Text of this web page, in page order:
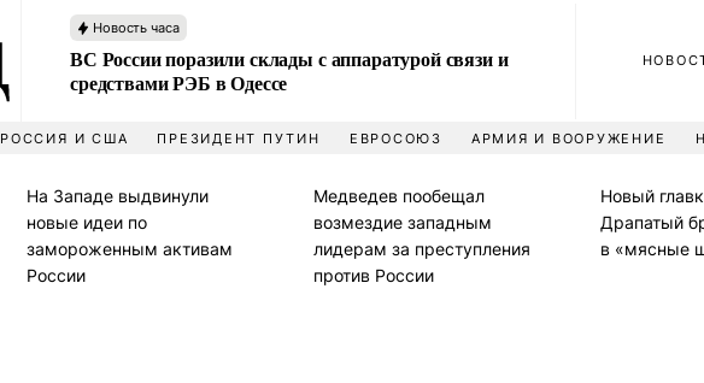
Новость часа
ВС России поразили склады с аппаратурой связи и
средствами РЭБ в Одессе
РОССИЯ И США ПРЕЗИДЕНТ ПУТИН ЕВРОСОЮЗ АРМИЯ И ВООРУЖЕНИЕ
На Западе выдвинули
новые идеи по
замороженным активам
России
Медведев пообещал
возмездие западным
лидерам за преступления
против России
Новый
Драпатый
в «мясные